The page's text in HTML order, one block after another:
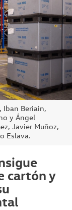
Iban Beriain,
y Ángel
Javier Muñoz,
Eslava.
cartón y